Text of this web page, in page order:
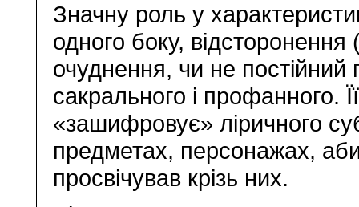
Значну роль у
одного боку,
очуднення, чи не постійний
сакрального і профанного.
«зашифровує» ліричного
предметах, персонажах,
просвічував крізь них.